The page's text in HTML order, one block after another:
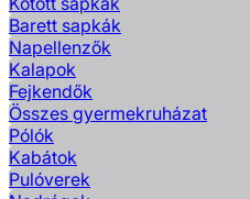
Barett sapkák
Napellenzők
Kalapok
Fejkendők
Összes gyermekruházat
Pólók
Kabátok
Pulóverek